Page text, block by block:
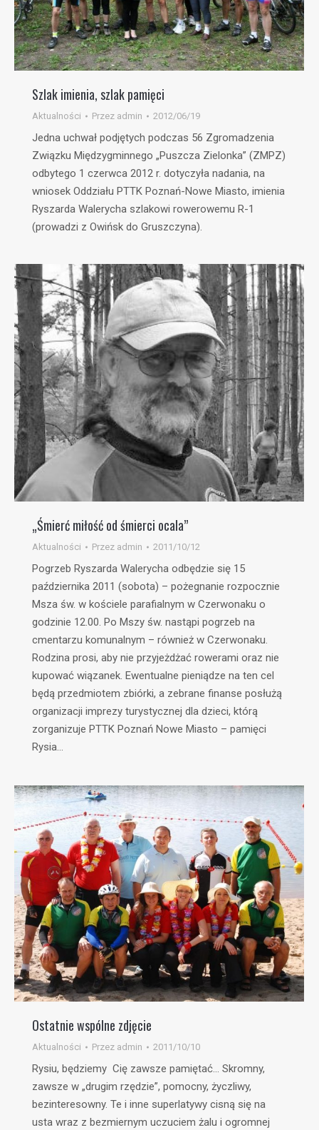
Szlak imienia, szlak pamięci
Aktualności Przez admin 2012/06/19
Jedna uchwał podjętych podczas 56 Zgromadzenia
Związku Międzygminnego „Puszcza Zielonka” (ZMPZ)
odbytego 1 czerwca 2012 r. dotyczyła nadania, na
wniosek Oddziału PTTK Poznań-Nowe Miasto, imienia
Ryszarda Walerycha szlakowi rowerowemu R-1
(prowadzi z Owińsk do Gruszczyna).
„Śmierć miłość od śmierci ocala”
Aktualności Przez admin 2011/10/12
Pogrzeb Ryszarda Walerycha odbędzie się 15
października 2011 (sobota) – pożegnanie rozpocznie
Msza św. w kościele parafialnym w Czerwonaku o
godzinie 12.00. Po Mszy św. nastąpi pogrzeb na
cmentarzu komunalnym – również w Czerwonaku.
Rodzina prosi, aby nie przyjeżdżać rowerami oraz nie
kupować wiązanek. Ewentualne pieniądze na ten cel
będą przedmiotem zbiórki, a zebrane finanse posłużą
organizacji imprezy turystycznej dla dzieci, którą
zorganizuje PTTK Poznań Nowe Miasto – pamięci
Rysia…
Ostatnie wspólne zdjęcie
Aktualności Przez admin 2011/10/10
Rysiu, będziemy Cię zawsze pamiętać… Skromny,
zawsze w „drugim rzędzie”, pomocny, życzliwy,
bezinteresowny. Te i inne superlatywy cisną się na
usta wraz z bezmiernym uczuciem żalu i ogromnej